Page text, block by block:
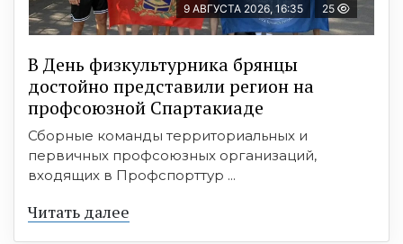
9 АВГУСТА 2026, 16:35 25
В День физкультурника брянцы
достойно представили регион на
профсоюзной Спартакиаде
Сборные команды территориальных и
первичных профсоюзных организаций,
входящих в Профспорттур ...
Читать далее